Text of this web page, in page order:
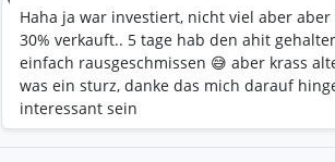
Haha ja war investiert, nicht viel aber
30% verkauft.. 5 tage hab den ahit
einfach rausgeschmissen 😅 aber krass
was ein sturz, danke das mich darauf
interessant sein